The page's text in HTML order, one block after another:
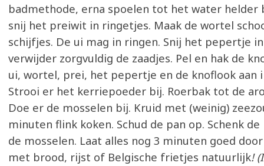
badmethode, erna spoelen tot het water helder
snij het preiwit in ringetjes. Maak de wortel
schijfjes. De ui mag in ringen. Snij het pepertje
verwijder zorgvuldig de zaadjes. Pel en hak de
ui, wortel, prei, het pepertje en de knoflook aan
Strooi er het kerriepoeder bij. Roerbak tot de
Doe er de mosselen bij. Kruid met (weinig)
minuten flink koken. Schud de pan op. Schenk
de mosselen. Laat alles nog 3 minuten goed
met brood, rijst of Belgische frietjes natuurlijk!